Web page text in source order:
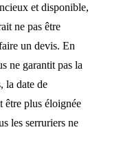
et disponible,
ne pas être
un devis. En
ne garantit pas la
la date de
être plus éloignée
les serruriers ne